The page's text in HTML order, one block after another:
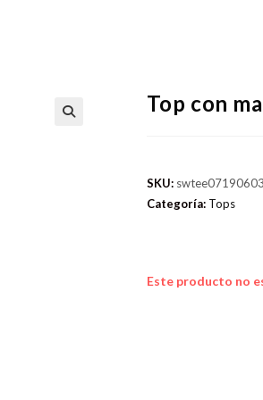
Top con
SKU:
Categoría: Tops
Este producto no